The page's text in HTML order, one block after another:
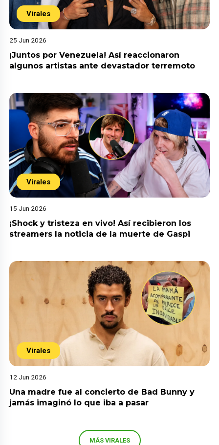
Virales
25 Jun 2026
¡Juntos por Venezuela! Así reaccionaron
algunos artistas ante devastador terremoto
Virales
15 Jun 2026
¡Shock y tristeza en vivo! Así recibieron los
streamers la noticia de la muerte de Gaspi
Virales
12 Jun 2026
Una madre fue al concierto de Bad Bunny y
jamás imaginó lo que iba a pasar
MÁS VIRALES